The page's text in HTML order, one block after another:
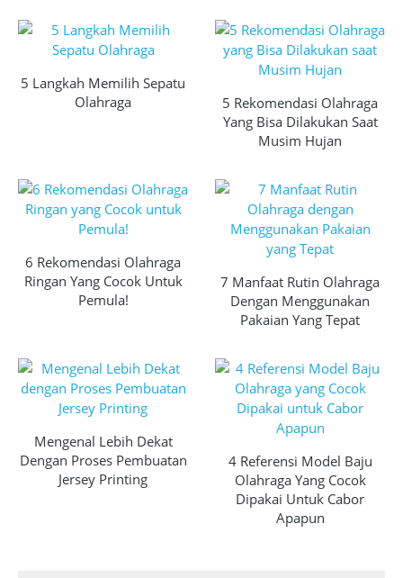
5 Langkah Memilih Sepatu
Olahraga
5 Rekomendasi Olahraga
Yang Bisa Dilakukan Saat
Musim Hujan
6 Rekomendasi Olahraga
Ringan Yang Cocok Untuk
Pemula!
7 Manfaat Rutin Olahraga
Dengan Menggunakan
Pakaian Yang Tepat
Mengenal Lebih Dekat
Dengan Proses Pembuatan
Jersey Printing
4 Referensi Model Baju
Olahraga Yang Cocok
Dipakai Untuk Cabor
Apapun